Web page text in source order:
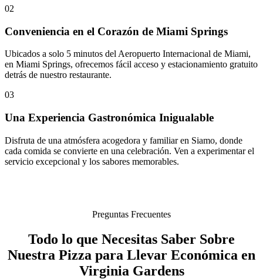
02
Conveniencia en el Corazón de Miami Springs
Ubicados a solo 5 minutos del Aeropuerto Internacional de Miami,
en Miami Springs, ofrecemos fácil acceso y estacionamiento gratuito
detrás de nuestro restaurante.
03
Una Experiencia Gastronómica Inigualable
Disfruta de una atmósfera acogedora y familiar en Siamo, donde
cada comida se convierte en una celebración. Ven a experimentar el
servicio excepcional y los sabores memorables.
Preguntas Frecuentes
Todo lo que Necesitas Saber Sobre
Nuestra Pizza para Llevar Económica en
Virginia Gardens